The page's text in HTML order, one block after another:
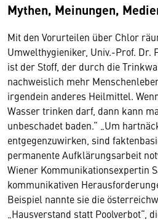
Mythen, Meinungen,
Mit den Vorurteilen über Chlor
Umwelthygieniker, Univ.-Prof. Dr.
ist der Stoff, der durch die
nachweislich mehr
irgendein anderes Heilmittel.
Wasser trinken darf, dann kann
unbeschadet baden.“ „Um
entgegenzuwirken, sind
permanente Aufklärungsarbeit
Wiener Kommunikationsexpertin
kommunikativen
Beispiel nannte sie die
„Hausverstand statt Poolverbot“,